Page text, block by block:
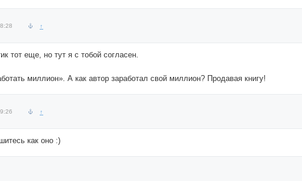
↑
тот еще, но тут я с тобой согласен.
миллион». А как автор заработал свой миллион? Продавая книгу!
↑
как оно :)